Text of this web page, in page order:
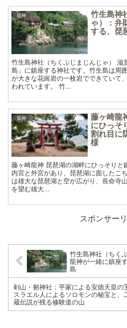
龍神 竹生島神
ゃ）：弁
する、琵
竹生島神社（ちくぶじまじんじゃ） 滋
島」に鎮座する神社です。竹生島は周
が大きな花崗岩の一枚岩でできていて
われています。 竹...
龍神 藤ヶ崎龍
にひっそ
割れ目に
様
藤ヶ崎龍神 琵琶湖の湖畔にひっそりと
内宮と外宮があり、琵琶湖に面したこ
は雄大な琵琶湖と空が広がり、長命寺
を望む雄大...
スポンサー
竹生島神社（ちく
龍神が一緒に鎮座
島
剣山・剱神社：平家による安徳天皇の
スラエル人によるソロモンの秘宝と、
蔵伝説が残る修験道の山